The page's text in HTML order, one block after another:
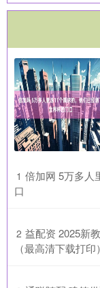
1 倍加网 5万多人
口
2 益配资 2025新
（最高清下载打印）